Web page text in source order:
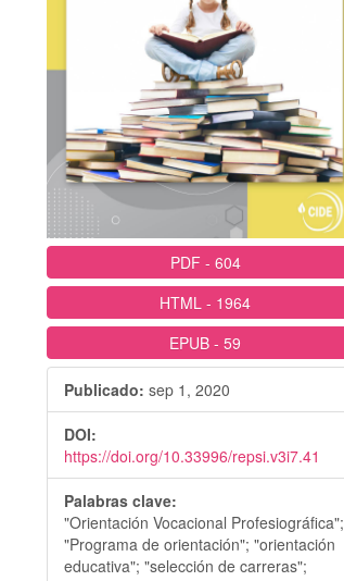
PDF - 604
HTML- 1964
EPUB-59
Publicado: sep 1, 2020
DOI:
https://doi.org/10.33996/repsi.v3i7.41
Palabras clave:
"Orientación Vocacional Profesiográfica";
"Programa de orientación"; "orientación
educativa"; "selección de carreras";